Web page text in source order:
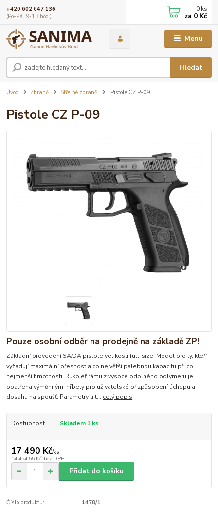
Menu
Hledat
+420 602 647 136
(Po-Pá, 9-18 hod.)
0 ks
za 0 Kč
Úvod Zbraně Střelné zbraně Pistole CZ P-09
Pistole CZ P-09
Pouze osobní odběr na prodejně na základě ZP!
Základní provedení SA/DA pistole velikosti full-size. Model pro ty, kteří
vyžadují maximální přesnost a co největší palebnou kapacitu při co
nejmenší hmotnosti. Rukojeť rámu z vysoce odolného polymeru je
opatřena výměnnými hřbety pro uživatelské přizpůsobení úchopu a
dosahu na spoušť. Parametry a t... celý popis
Dostupnost Skladem 1 ks
17 490 Kč/ks
14 454,55 Kč bez DPH
Přidat do košíku
Číslo produktu: 1478/1